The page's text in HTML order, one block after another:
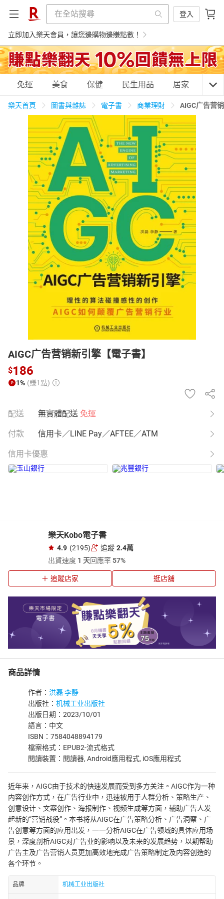
登入
立即加入樂天會員，讓您邊購物邊賺點數！
購物網分類
天天免運 美食蛋糕 養生保健 民生用品
居家生活 3C家電 運動休閒 親子玩具
女裝 男裝 化妝保養 情趣用品
日本購物 電子/紙本書
HOT
免運 美食 保健 民生用品 居家 3C
樂天首頁 圖書與雜誌 電子書 商業理財 AIGC广告营
AIGC广告营销新引擎【電子書】
$186
1% (賺1點)
配送 無實體配送 免運
付款 信用卡／LINE Pay／AFTEE／ATM
信用卡優惠
樂天Kobo電子書
4.9 (2195) 追蹤 2.4萬
出貨速度 1 天回應率57%
追蹤店家 逛店舖
商品詳情
作者： 洪磊 李静
出版社： 机械工业出版社
出版日期：2023/10/01
語言：中文
ISBN：7584048894179
檔案格式：EPUB2-流式格式
閱讀裝置：閱讀器, Android應用程式, iOS應用程式
近年来，AIGC由于技术的快速发展而受到多方关注。AIGC作为一种
内容创作方式，在广告行业中，迅速被用于人群分析、策略生产、
创意设计、文案创作、海报制作、视频生成等方面，辅助广告人发
起新的“营销战役”。本书将从AIGC在广告策略分析、广告洞察、广
告创意等方面的应用出发，一一分析AIGC在广告领域的具体应用场
景，深度剖析AIGC对广告业的影响以及未来的发展趋势，以期帮助
广告主及广告营销人员更加高效地完成广告策略制定及内容创造的
各个环节。
品牌 机械工业出版社